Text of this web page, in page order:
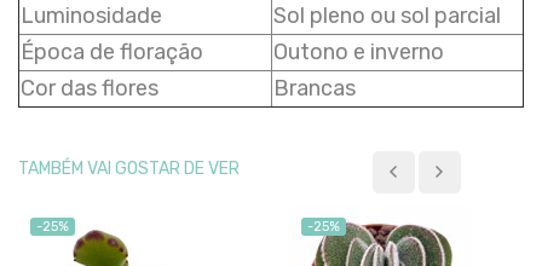
Luminosidade
Sol pleno ou sol parcial
Época de floração
Outono e inverno
Cor das flores
Brancas
TAMBÉM VAI GOSTAR DE VER
-25% -25%